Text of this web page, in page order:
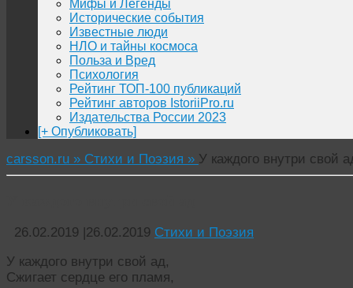
Мифы и Легенды
Исторические события
Известные люди
НЛО и тайны космоса
Польза и Вред
Психология
Рейтинг ТОП-100 публикаций
Рейтинг авторов IstoriiPro.ru
Издательства России 2023
[+ Опубликовать]
carsson.ru » Стихи и Поэзия » У каждого внутри свой
26.02.2019 |26.02.2019 Стихи и Поэзия
У каждого внутри свой ад,
Сжигает сердце его пламя,